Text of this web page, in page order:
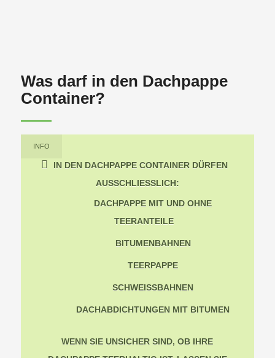
Was darf in den Dachpappe
Container?
INFO
IN DEN DACHPAPPE CONTAINER DÜRFEN
AUSSCHLIESSLICH:
DACHPAPPE MIT UND OHNE
TEERANTEILE
BITUMENBAHNEN
TEERPAPPE
SCHWEISSBAHNEN
DACHABDICHTUNGEN MIT BITUMEN
WENN SIE UNSICHER SIND, OB IHRE